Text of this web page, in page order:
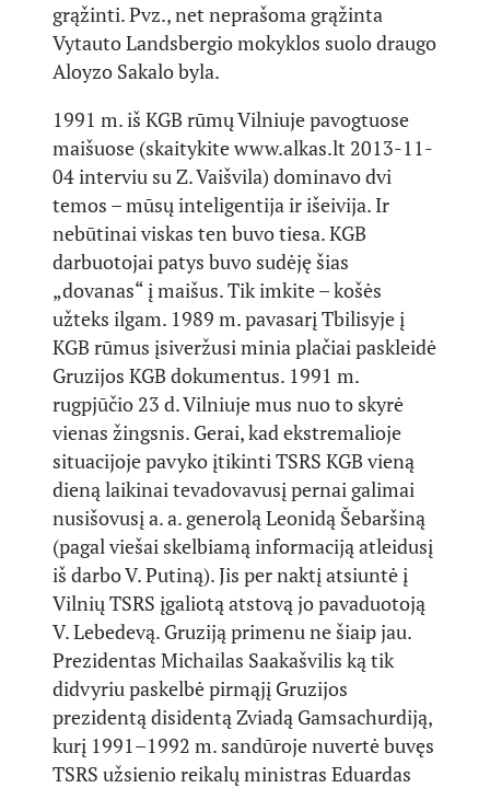
grąžinti. Pvz., net neprašoma grąžinta
Vytauto Landsbergio mokyklos suolo draugo
Aloyzo Sakalo byla.
1991 m. iš KGB rūmų Vilniuje pavogtuose
maišuose (skaitykite www.alkas.lt 2013-11-
04 interviu su Z. Vaišvila) dominavo dvi
temos – mūsų inteligentija ir išeivija. Ir
nebūtinai viskas ten buvo tiesa. KGB
darbuotojai patys buvo sudėję šias
„dovanas“ į maišus. Tik imkite – košės
užteks ilgam. 1989 m. pavasarį Tbilisyje į
KGB rūmus įsiveržusi minia plačiai paskleidė
Gruzijos KGB dokumentus. 1991 m.
rugpjūčio 23 d. Vilniuje mus nuo to skyrė
vienas žingsnis. Gerai, kad ekstremalioje
situacijoje pavyko įtikinti TSRS KGB vieną
dieną laikinai tevadovavusį pernai galimai
nusišovusį a. a. generolą Leonidą Šebaršiną
(pagal viešai skelbiamą informaciją atleidusį
iš darbo V. Putiną). Jis per naktį atsiuntė į
Vilnių TSRS įgaliotą atstovą jo pavaduotoją
V. Lebedevą. Gruziją primenu ne šiaip jau.
Prezidentas Michailas Saakašvilis ką tik
didvyriu paskelbė pirmąjį Gruzijos
prezidentą disidentą Zviadą Gamsachurdiją,
kurį 1991–1992 m. sandūroje nuvertė buvęs
TSRS užsienio reikalų ministras Eduardas